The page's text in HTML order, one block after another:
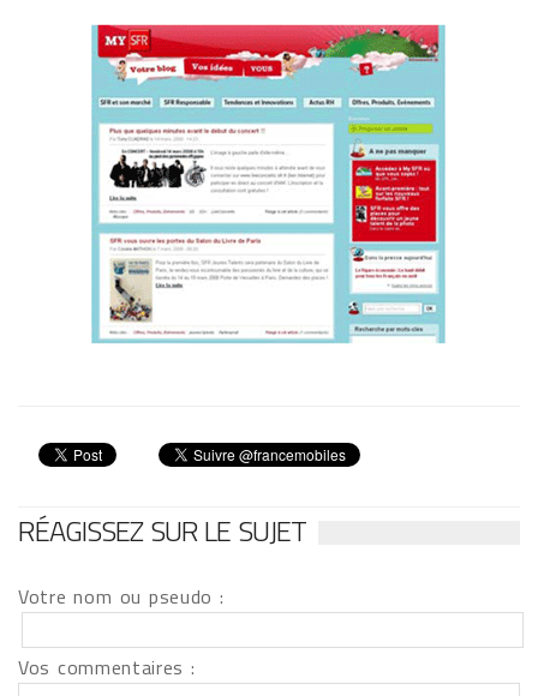
RÉAGISSEZ SUR LE SUJET
Votre nom ou pseudo :
Vos commentaires :